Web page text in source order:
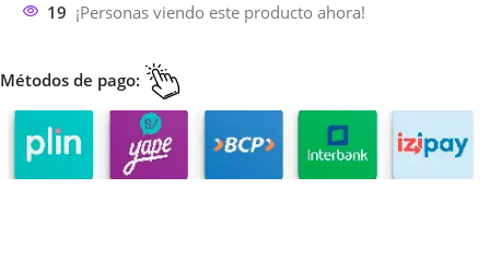
19 ¡Personas viendo este producto ahora!
Métodos de pago: